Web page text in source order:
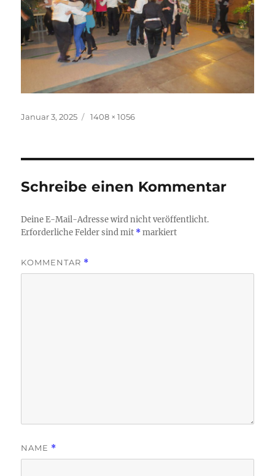
Veröffentlicht
Januar 3, 2025 Originalgröße
1408 × 1056
Schreibe einen Kommentar
Deine E-Mail-Adresse wird nicht veröffentlicht.
Erforderliche Felder sind mit *markiert
KOMMENTAR *
NAME *